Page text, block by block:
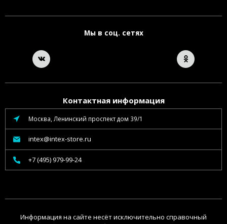
Мы в соц. сетях
Контактная информация
Москва, Ленинский проспект дом 39/1
intex@intex-store.ru
+7 (495) 979-99-24
Информация на сайте несёт исключительно справочный